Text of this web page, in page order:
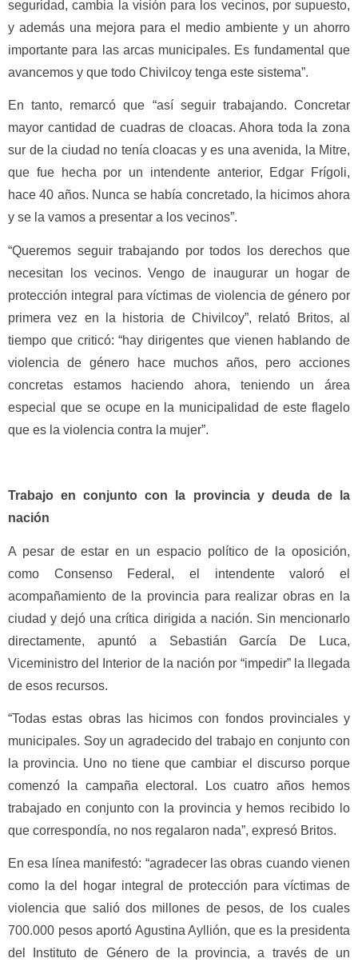
seguridad, cambia la visión para los vecinos, por supuesto,
y además una mejora para el medio ambiente y un ahorro
importante para las arcas municipales. Es fundamental que
avancemos y que todo Chivilcoy tenga este sistema”.
En tanto, remarcó que “así seguir trabajando. Concretar
mayor cantidad de cuadras de cloacas. Ahora toda la zona
sur de la ciudad no tenía cloacas y es una avenida, la Mitre,
que fue hecha por un intendente anterior, Edgar Frígoli,
hace 40 años. Nunca se había concretado, la hicimos ahora
y se la vamos a presentar a los vecinos”.
“Queremos seguir trabajando por todos los derechos que
necesitan los vecinos. Vengo de inaugurar un hogar de
protección integral para víctimas de violencia de género por
primera vez en la historia de Chivilcoy”, relató Britos, al
tiempo que criticó: “hay dirigentes que vienen hablando de
violencia de género hace muchos años, pero acciones
concretas estamos haciendo ahora, teniendo un área
especial que se ocupe en la municipalidad de este flagelo
que es la violencia contra la mujer”.
Trabajo en conjunto con la provincia y deuda de la
nación
A pesar de estar en un espacio político de la oposición,
como Consenso Federal, el intendente valoró el
acompañamiento de la provincia para realizar obras en la
ciudad y dejó una crítica dirigida a nación. Sin mencionarlo
directamente, apuntó a Sebastián García De Luca,
Viceministro del Interior de la nación por “impedir” la llegada
de esos recursos.
“Todas estas obras las hicimos con fondos provinciales y
municipales. Soy un agradecido del trabajo en conjunto con
la provincia. Uno no tiene que cambiar el discurso porque
comenzó la campaña electoral. Los cuatro años hemos
trabajado en conjunto con la provincia y hemos recibido lo
que correspondía, no nos regalaron nada”, expresó Britos.
En esa línea manifestó: “agradecer las obras cuando vienen
como la del hogar integral de protección para víctimas de
violencia que salió dos millones de pesos, de los cuales
700.000 pesos aportó Agustina Ayllión, que es la presidenta
del Instituto de Género de la provincia, a través de un